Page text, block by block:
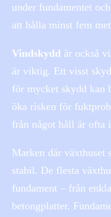
under fundamentet
att hålla minst fem
Vindskydd är också
är viktig. Ett visst
för mycket skydd kan
öka risken för
från något håll är ofta
Marken där växthuset
stabil. De flesta
fundament – från
betongplatter.